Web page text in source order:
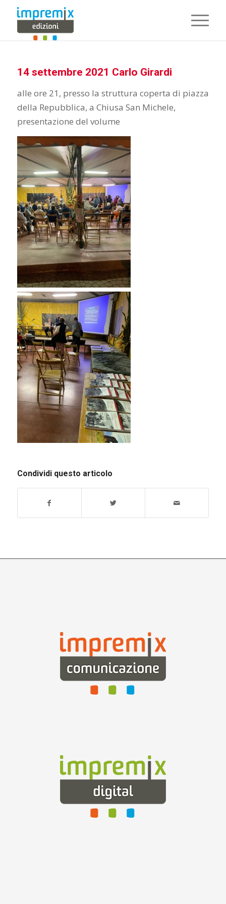
14 settembre 2021 Carlo Girardi
alle ore 21, presso la struttura coperta di piazza
della Repubblica, a Chiusa San Michele,
presentazione del volume
Condividi questo articolo